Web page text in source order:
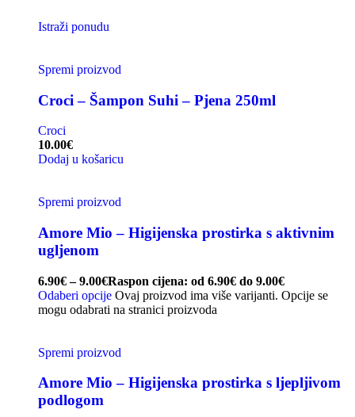
Istraži ponudu
Spremi proizvod
Croci – Šampon Suhi – Pjena 250ml
Croci
10.00€
Dodaj u košaricu
Spremi proizvod
Amore Mio – Higijenska prostirka s aktivnim
ugljenom
6.90€ – 9.00€Raspon cijena: od 6.90€ do 9.00€
Odaberi opcije Ovaj proizvod ima više varijanti. Opcije se
mogu odabrati na stranici proizvoda
Spremi proizvod
Amore Mio – Higijenska prostirka s ljepljivom
podlogom